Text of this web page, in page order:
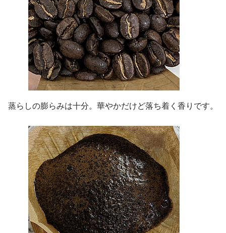
蒸らしの膨らみは十分。華やかだけど落ち着く香りです。